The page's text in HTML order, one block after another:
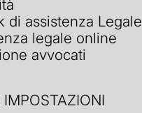
di assistenza Legale
legale online
avvocati
IMPOSTAZIONI